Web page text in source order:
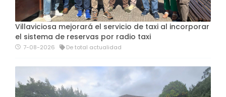
Villaviciosa mejorará el servicio de taxi al incorporar
el sistema de reservas por radio taxi
7-08-2026 De total actualidad